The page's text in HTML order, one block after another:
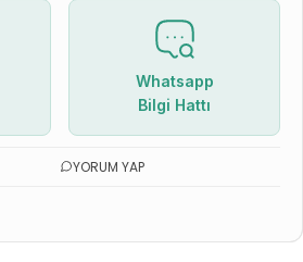
Whatsapp
Bilgi Hattı
YORUM YAP